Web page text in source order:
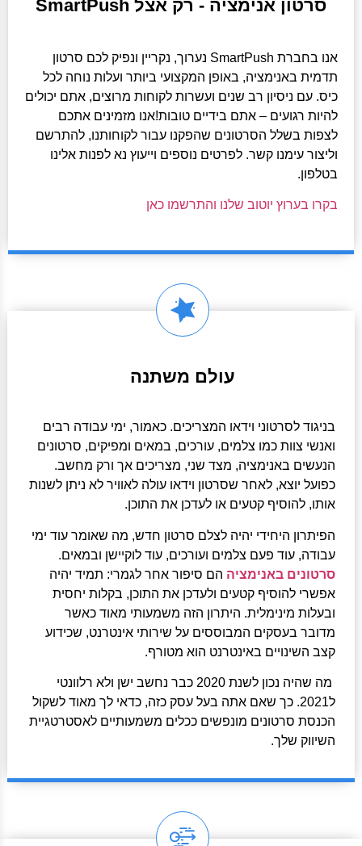
סרטון אנימציה - רק אצל SmartPush
אנו בחברת SmartPush נערוך, נקריין ונפיק לכם סרטון
תדמית באנימציה, באופן המקצועי ביותר ועלות נוחה לכל
כיס. עם ניסיון רב שנים ועשרות לקוחות מרוצים, אתם יכולים
להיות רגועים – אתם בידיים טובות!אנו מזמינים אתכם
לצפות בשלל הסרטונים שהפקנו עבור לקוחותנו, להתרשם
וליצור עימנו קשר. לפרטים נוספים וייעוץ נא לפנות אלינו
בטלפון.
בקרו בערוץ יוטוב שלנו והתרשמו כאן
עולם משתנה
בניגוד לסרטוני וידאו המצריכים. כאמור, ימי עבודה רבים
ואנשי צוות כמו צלמים, עורכים, במאים ומפיקים, סרטונים
הנעשים באנימציה, מצד שני, מצריכים אך ורק מחשב.
כפועל יוצא, לאחר שסרטון וידאו עולה לאוויר לא ניתן לשנות
אותו, להוסיף קטעים או לעדכן את התוכן.
הפיתרון היחידי יהיה לצלם סרטון חדש, מה שאומר עוד ימי
עבודה, עוד פעם צלמים ועורכים, עוד לוקיישן ובמאים.
סרטונים באנימציה הם סיפור אחר לגמרי: תמיד יהיה
אפשרי להוסיף קטעים ולעדכן את התוכן, בקלות יחסית
ובעלות מינימלית. היתרון הזה משמעותי מאוד כאשר
מדובר בעסקים המבוססים על שירותי אינטרנט, שכידוע
קצב השינויים באינטרנט הוא מטורף.
מה שהיה נכון לשנת 2020 כבר נחשב ישן ולא רלוונטי
ל2021. כך שאם אתה בעל עסק כזה, כדאי לך מאוד לשקול
הכנסת סרטונים מונפשים ככלים משמעותיים לאסטרטגיית
השיווק שלך.